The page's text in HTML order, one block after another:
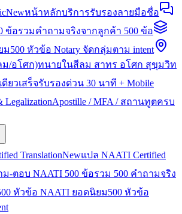
Newหน้าหลักบริการรับรองลายมือชื่อ
ข้อรวมคำถามจริงจากลูกค้า 500 ข้อ
ม500 หัวข้อ Notary จัดกลุ่มตาม intent
ม/อโศก)ทนายในสีลม สาทร อโศก สุขุมวิท
ยวเสร็จรับรองด่วน 30 นาที + Mobile
LegalizationApostille / MFA / สถานทูตครบ
TranslationNewแปล NAATI Certified
ม-ตอบ NAATI 500 ข้อรวม 500 คำถามจริง
หัวข้อ NAATI ยอดนิยม500 หัวข้อ